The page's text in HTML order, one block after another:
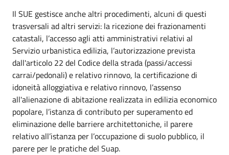
Il SUE gestisce anche altri procedimenti, alcuni di questi
trasversali ad altri servizi: la ricezione dei frazionamenti
catastali, l’accesso agli atti amministrativi relativi al
Servizio urbanistica edilizia, l’autorizzazione prevista
dall'articolo 22 del Codice della strada (passi/accessi
carrai/pedonali) e relativo rinnovo, la certificazione di
idoneità alloggiativa e relativo rinnovo, l’assenso
all'alienazione di abitazione realizzata in edilizia economico
popolare, l’istanza di contributo per superamento ed
eliminazione delle barriere architettoniche, il parere
relativo all’istanza per l’occupazione di suolo pubblico, il
parere per le pratiche del Suap.